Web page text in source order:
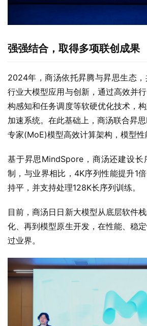
强强结合，取得多项联创成果
2024年，商汤依托昇腾与昇思生态，
行业大模型应用与创新，通过高效并
构感知和任务调度等软硬优化技术，
加速系统。在此基础上，商汤联合昇
专家(MoE)模型高效计算架构，模型性
基于昇思MindSpore，商汤还建设长
制，与业界相比，4K序列性能提升1
持平，并支持处理128K长序列训练。
目前，商汤日日新大模型从底层软件
化、再到模型原生开发，在性能、稳
过业界。